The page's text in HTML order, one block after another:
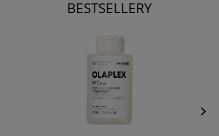
BESTSELLERY